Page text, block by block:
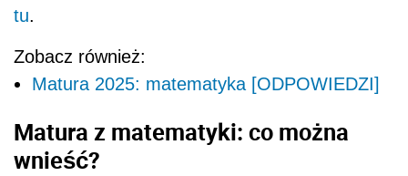
tu.
Zobacz również:
Matura 2025: matematyka [ODPOWIEDZI]
Matura z matematyki: co można
wnieść?